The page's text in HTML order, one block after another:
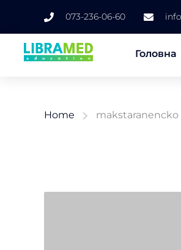
073-236-06-60
Головна
Home makstaranencko